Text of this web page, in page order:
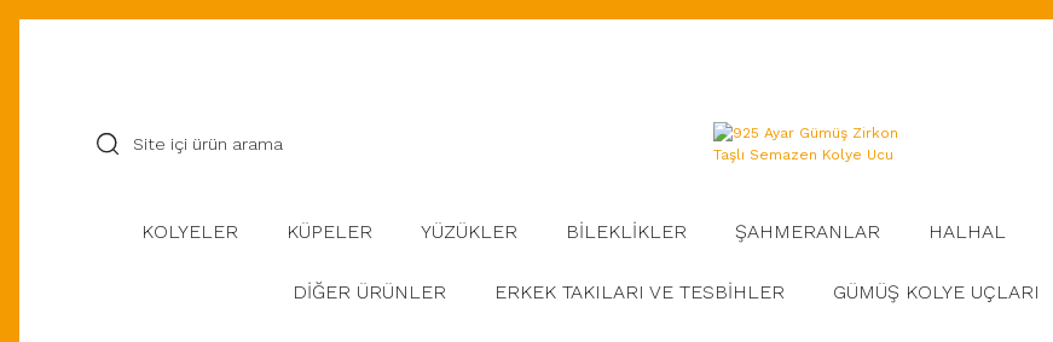
KOLYELER KÜPELER YÜZÜKLER BİLEKLİKLER ŞAHMERANLAR HALHAL
DİĞER ÜRÜNLER ERKEK TAKILARI VE TESBİHLER GÜMÜŞ KOLYE UÇLARI